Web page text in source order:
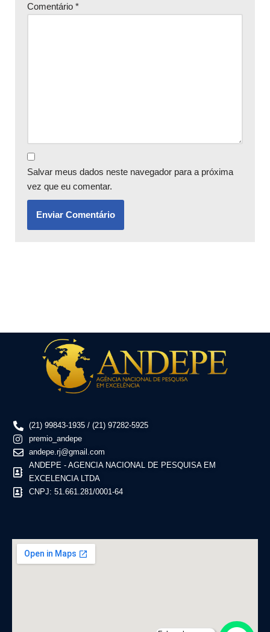
Comentário *
Salvar meus dados neste navegador para a próxima
vez que eu comentar.
(21) 99843-1935 / (21) 97282-5925
premio_andepe
andepe.rj@gmail.com
ANDEPE - AGENCIA NACIONAL DE PESQUISA EM
EXCELENCIA LTDA
CNPJ: 51.661.281/0001-64